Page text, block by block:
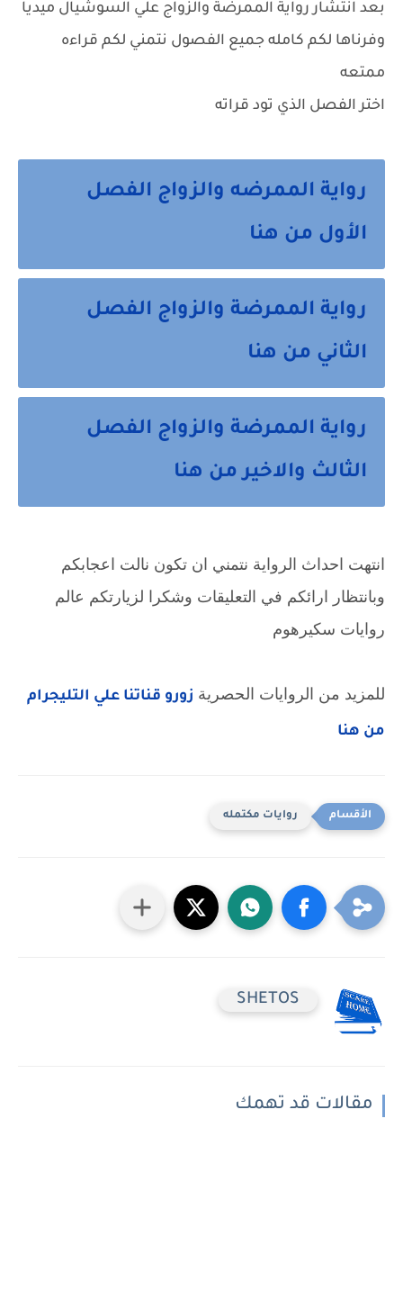
بعد انتشار رواية الممرضة والزواج علي السوشيال ميديا
وفرناها لكم كامله جميع الفصول نتمني لكم قراءه
ممتعه
اختر الفصل الذي تود قراته
رواية الممرضه والزواج الفصل
الأول من هنا
رواية الممرضة والزواج الفصل
الثاني من هنا
رواية الممرضة والزواج الفصل
الثالث والاخير من هنا
انتهت احداث الرواية نتمني ان تكون نالت اعجابكم
وبانتظار ارائكم في التعليقات وشكرا لزيارتكم عالم
روايات سكيرهوم
للمزيد من الروايات الحصرية زورو قناتنا علي التليجرام
من هنا
روايات مكتمله
SHETOS
مقالات قد تهمك